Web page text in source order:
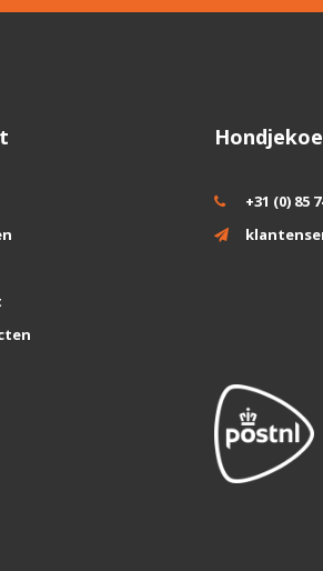
+31 (0) 85